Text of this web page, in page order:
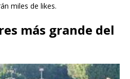
miles de likes.
más grande del